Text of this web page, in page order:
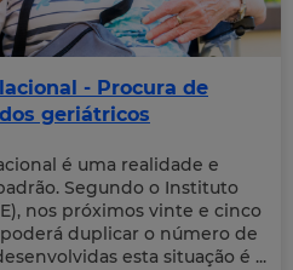
- Procura de
geriátricos
é uma realidade e
Segundo o Instituto
nos próximos vinte e cinco
duplicar o número de
esta situação é ...